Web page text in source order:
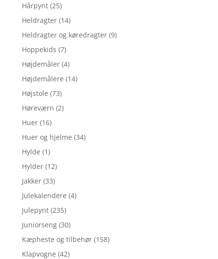
Hårpynt (25)
Heldragter (14)
Heldragter og køredragter (9)
Hoppekids (7)
Højdemåler (4)
Højdemålere (14)
Højstole (73)
Høreværn (2)
Huer (16)
Huer og hjelme (34)
Hylde (1)
Hylder (12)
Jakker (33)
Julekalendere (4)
Julepynt (235)
Juniorseng (30)
Kæpheste og tilbehør (158)
Klapvogne (42)